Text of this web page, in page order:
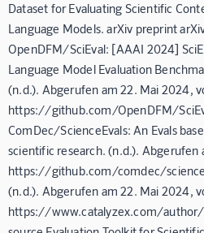
Dataset for Evaluating Scientific
Language Models. arXiv preprint
OpenDFM/SciEval: [AAAI 2024]
Language Model Evaluation
(n.d.). Abgerufen am 22. Mai 2024,
https://github.com/OpenDFM/
ComDec/ScienceEvals: An Evals
scientific research. (n.d.). Abgerufen
https://github.com/comdec/
(n.d.). Abgerufen am 22. Mai 2024,
https://www.catalyzex.com/author/